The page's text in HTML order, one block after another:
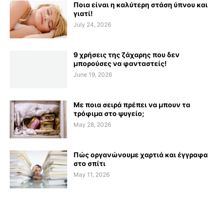
Ποια είναι η καλύτερη στάση ύπνου και
γιατί!
July 24, 2026
9 χρήσεις της ζάχαρης που δεν
μπορούσες να φανταστείς!
June 19, 2026
Με ποια σειρά πρέπει να μπουν τα
τρόφιμα στο ψυγείο;
May 28, 2026
Πώς οργανώνουμε χαρτιά και έγγραφα
στο σπίτι
May 11, 2026